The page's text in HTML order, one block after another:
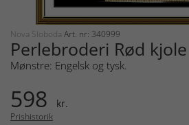
Nova Sloboda Art. nr: 340999
Perlebroderi Rød kjole
Mønstre: Engelsk og tysk.
598 kr.
Prishistorik